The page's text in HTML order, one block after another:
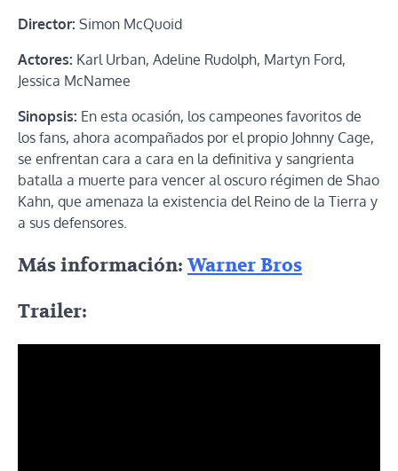
Director: Simon McQuoid
Actores: Karl Urban, Adeline Rudolph, Martyn Ford,
Jessica McNamee
Sinopsis: En esta ocasión, los campeones favoritos de
los fans, ahora acompañados por el propio Johnny Cage,
se enfrentan cara a cara en la definitiva y sangrienta
batalla a muerte para vencer al oscuro régimen de Shao
Kahn, que amenaza la existencia del Reino de la Tierra y
a sus defensores.
Más información: Warner Bros
Trailer: